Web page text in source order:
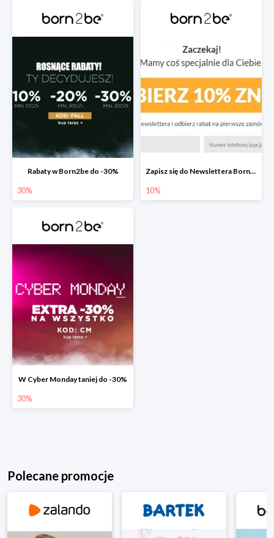
Rabaty w Born2be do -30%
30%
Zapisz się do Newslettera Born2be i zyskaj 10% rabatu
10%
W Cyber Monday taniej do -30%
30%
Polecane promocje